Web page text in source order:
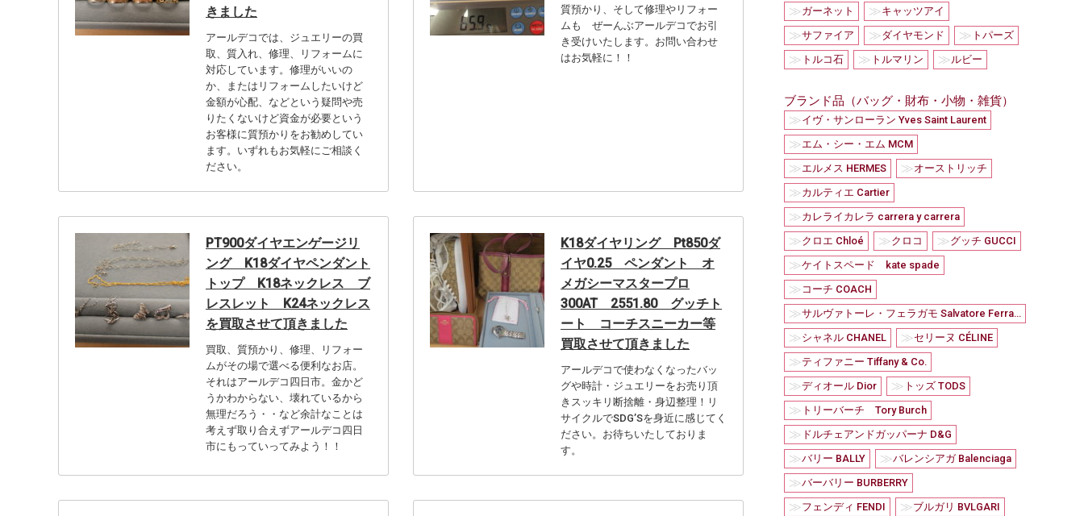
きました
アールデコでは、ジュエリーの買
取、質入れ、修理、リフォームに
対応しています。修理がいいの
か、またはリフォームしたいけど
金額が心配、などという疑問や売
りたくないけど資金が必要という
お客様に質預かりをお勧めしてい
ます。いずれもお気軽にご相談く
ださい。
質預かり、そして修理やリフォー
ムも ぜーんぶアールデコでお引
き受けいたします。お問い合わせ
はお気軽に！！
PT900ダイヤエンゲージリ
ング K18ダイヤペンダント
トップ K18ネックレス ブ
レスレット K24ネックレス
を買取させて頂きました
買取、質預かり、修理、リフォー
ムがその場で選べる便利なお店。
それはアールデコ四日市。金かど
うかわからない、壊れているから
無理だろう・・など余計なことは
考えず取り合えずアールデコ四日
市にもっていってみよう！！
K18ダイヤリング Pt850ダ
イヤ0.25 ペンダント オ
メガシーマスタープロ
300AT 2551.80 グッチト
ート コーチスニーカー等
買取させて頂きました
アールデコで使わなくなったバッ
グや時計・ジュエリーをお売り頂
きスッキリ断捨離・身辺整理！リ
サイクルでSDG’Sを身近に感じてく
ださい。お待ちいたしておりま
す。
≫ガーネット ≫キャッツアイ
≫サファイア ≫ダイヤモンド ≫ トパーズ
≫ トルコ石 ≫ トルマリン ≫ルビー
ブランド品（バッグ・財布・小物・雑貨）
≫イヴ・サンローラン Yves Saint Laurent
≫エム・シー・エム MCM
≫エルメス HERMES ≫オーストリッチ
≫カルティエ Cartier
≫カレライカレラ carrera y carrera
≫クロエ Chloé ≫クロコ ≫グッチ GUCCI
≫ケイトスペード kate spade
≫ コーチ COACH
≫ サルヴァトーレ・フェラガモ Salvatore Ferragamo
≫シャネル CHANEL ≫セリーヌ CÉLINE
≫ティファニー Tiffany & Co.
≫ディオール Dior ≫ トッズ TODS
≫ トリーバーチ Tory Burch
≫ ドルチェアンドガッパーナ D&G
≫バリー BALLY ≫バレンシアガ Balenciaga
≫バーバリー BURBERRY
≫フェンディ FENDI ≫ブルガリ BVLGARI